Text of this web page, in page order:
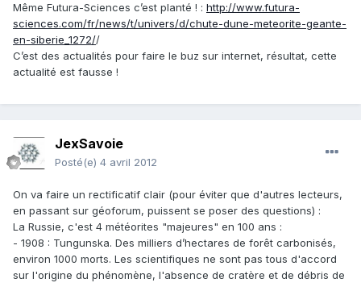
Même Futura-Sciences c’est planté ! : http://www.futura-
sciences.com/fr/news/t/univers/d/chute-dune-meteorite-geante-
en-siberie_1272//
C’est des actualités pour faire le buz sur internet, résultat, cette
actualité est fausse !
JexSavoie
Posté(e) 4 avril 2012
On va faire un rectificatif clair (pour éviter que d'autres lecteurs,
en passant sur géoforum, puissent se poser des questions) :
La Russie, c'est 4 météorites "majeures" en 100 ans :
- 1908 : Tungunska. Des milliers d’hectares de forêt carbonisés,
environ 1000 morts. Les scientifiques ne sont pas tous d'accord
sur l'origine du phénomène, l'absence de cratère et de débris de